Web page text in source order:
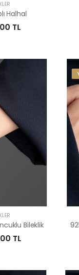
Halhal
TL
Bileklik
TL